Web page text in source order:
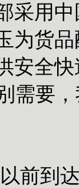
采用
为货
安全
需要
前到